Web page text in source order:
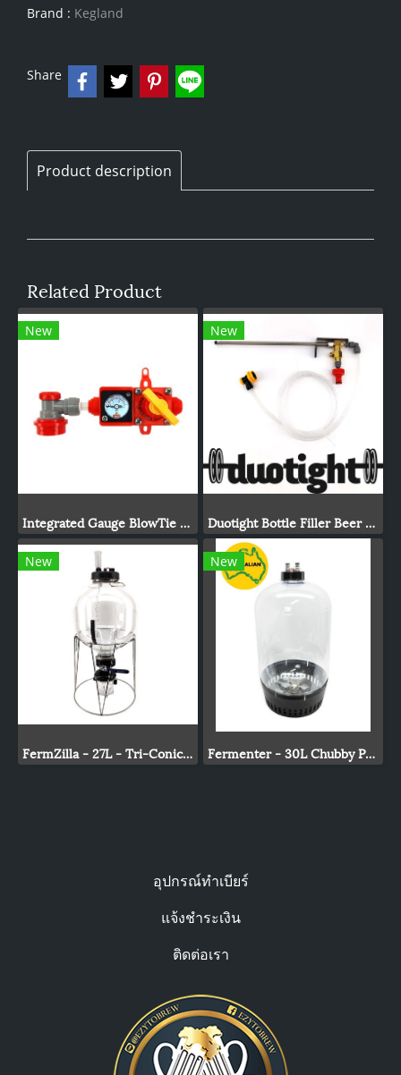
Brand : Kegland
Share
Product description
Related Product
New
Integrated Gauge BlowTie Spunding Valve Kit (0-15psi)
New
Duotight Bottle Filler Beer Gun
New
FermZilla - 27L - Tri-Conical Uni Tank Fermenter Gen3
New
Fermenter - 30L Chubby Pressure Fermenter With Spunding Valve
อุปกรณ์ทำเบียร์
แจ้งชำระเงิน
ติดต่อเรา